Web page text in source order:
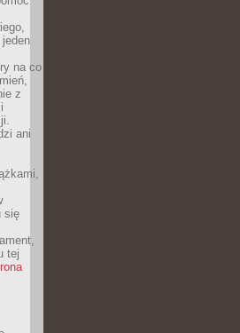
na co
z
ani
się
tej